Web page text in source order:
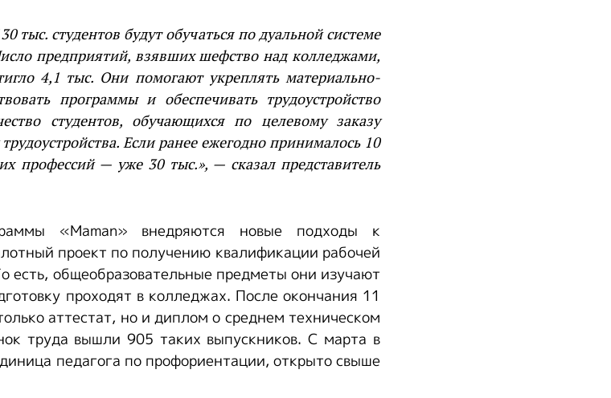
тыс. студентов будут обучаться по дуальной системе
предприятий, взявших шефство над колледжами,
4,1 тыс. Они помогают укреплять материально-
программы и обеспечивать трудоустройство
студентов, обучающихся по целевому заказу
Если ранее ежегодно принималось 10
профессий — уже 30 тыс.», — сказал представитель
«Maman» внедряются новые подходы к
проект по получению квалификации рабочей
есть, общеобразовательные предметы они изучают
проходят в колледжах. После окончания 11
аттестат, но и диплом о среднем техническом
труда вышли 905 таких выпускников. С марта в
педагога по профориентации, открыто свыше